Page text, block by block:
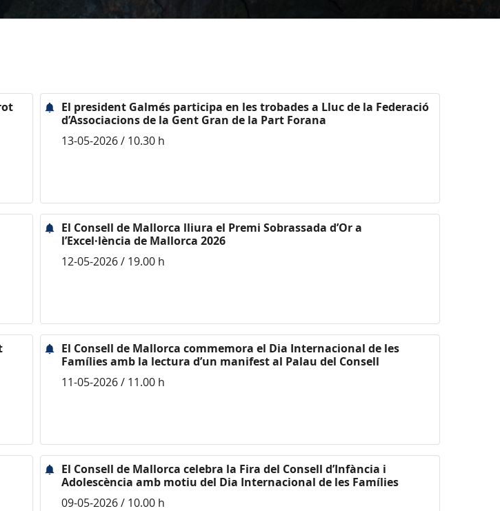
El president Galmés participa en les trobades a Lluc de la Federació
d’Associacions de la Gent Gran de la Part Forana
13-05-2026 / 10.30 h
El Consell de Mallorca lliura el Premi Sobrassada d’Or a
l’Excel·lència de Mallorca 2026
12-05-2026 / 19.00 h
El Consell de Mallorca commemora el Dia Internacional de les
Famílies amb la lectura d’un manifest al Palau del Consell
11-05-2026 / 11.00 h
El Consell de Mallorca celebra la Fira del Consell d’Infància i
Adolescència amb motiu del Dia Internacional de les Famílies
09-05-2026 / 10.00 h